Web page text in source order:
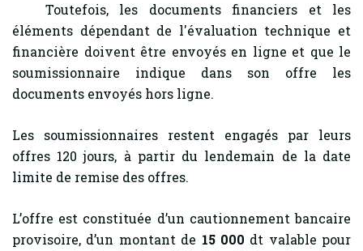
Toutefois, les documents financiers et les
éléments dépendant de l'évaluation technique et
financière doivent être envoyés en ligne et que le
soumissionnaire indique dans son offre les
documents envoyés hors ligne.
Les soumissionnaires restent engagés par leurs
offres 120 jours, à partir du lendemain de la date
limite de remise des offres.
L’offre est constituée d’un cautionnement bancaire
provisoire, d’un montant de 15 000 dt valable pour